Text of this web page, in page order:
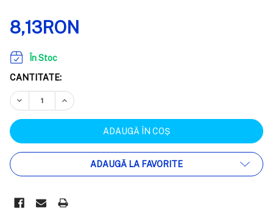
8,13RON
În Stoc
CANTITATE:
REDUCEȚI CANTITATEA:
CREȘTEȚI CANTITATEA:
ADAUGĂ LA FAVORITE